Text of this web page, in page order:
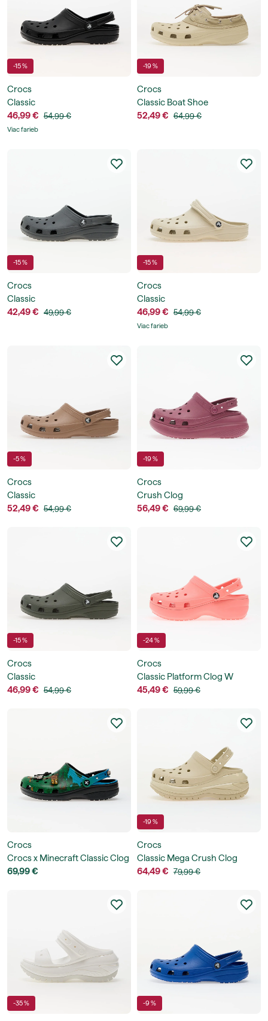
-15 %
Crocs
Classic
46,99 € 54,99 €
Viac farieb
-19 %
Crocs
Classic Boat Shoe
52,49 € 64,99 €
-15 %
Crocs
Classic
42,49 € 49,99 €
-15 %
Crocs
Classic
46,99 € 54,99 €
Viac farieb
-5 %
Crocs
Classic
52,49 € 54,99 €
-19 %
Crocs
Crush Clog
56,49 € 69,99 €
-15 %
Crocs
Classic
46,99 € 54,99 €
-24 %
Crocs
Classic Platform Clog W
45,49 € 59,99 €
Crocs
Crocs x Minecraft Classic Clog
69,99 €
-19 %
Crocs
Classic Mega Crush Clog
64,49 € 79,99 €
-35 % -9 %